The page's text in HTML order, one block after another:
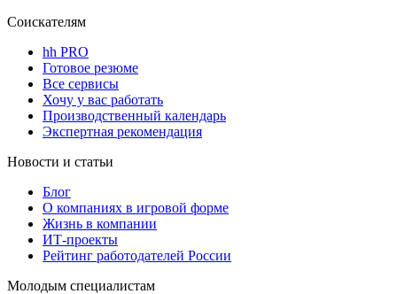
Соискателям
hh PRO
Готовое резюме
Все сервисы
Хочу у вас работать
Производственный календарь
Экспертная рекомендация
Новости и статьи
Блог
О компаниях в игровой форме
Жизнь в компании
ИТ-проекты
Рейтинг работодателей России
Молодым специалистам